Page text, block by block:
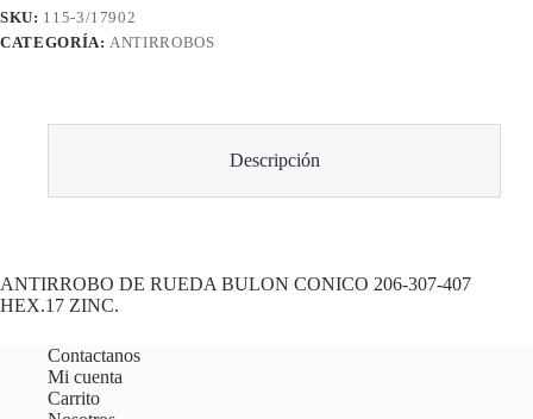
SKU: 115-3/17902
CATEGORÍA:ANTIRROBOS
Descripción
ANTIRROBO DE RUEDA BULON CONICO 206-307-407
HEX.17 ZINC.
Contactanos
Mi cuenta
Carrito